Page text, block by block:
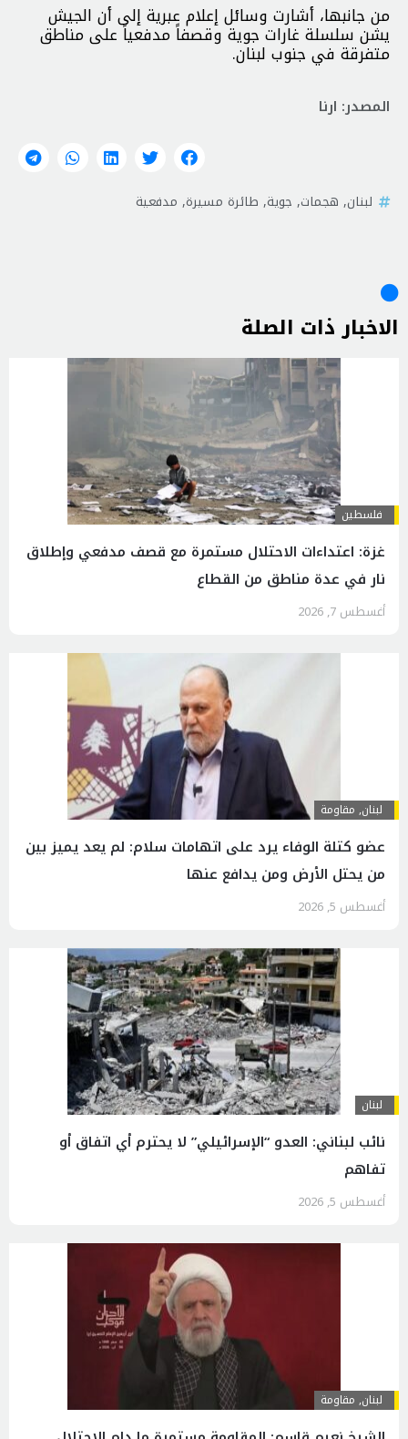
من جانبها، أشارت وسائل إعلام عبرية إلى أن الجيش
يشن سلسلة غارات جوية وقصفاً مدفعياً على مناطق
متفرقة في جنوب لبنان.
المصدر: ارنا
لبنان, هجمات, جوية, طائرة مسيرة, مدفعية
الاخبار ذات الصلة
فلسطين
غزة: اعتداءات الاحتلال مستمرة مع قصف مدفعي وإطلاق
نار في عدة مناطق من القطاع
أغسطس 7, 2026
لبنان, مقاومة
عضو كتلة الوفاء يرد على اتهامات سلام: لم يعد يميز بين
من يحتل الأرض ومن يدافع عنها
أغسطس 5, 2026
لبنان
نائب لبناني: العدو “الإسرائيلي” لا يحترم أي اتفاق أو
تفاهم
أغسطس 5, 2026
لبنان, مقاومة